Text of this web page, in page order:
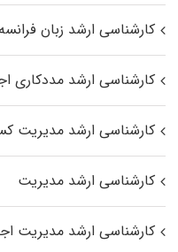
کارشناسی ارشد زبان فرانسه
کارشناسی ارشد مددکاری
کارشناسی ارشد مدیریت
کارشناسی ارشد مدیریت
کارشناسی ارشد مدیریت